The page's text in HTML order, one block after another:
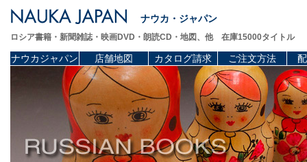
ナウカ・ジャパン
ロシア書籍・新聞雑誌・映画DVD・朗読CD・地図、他 在庫15000タイトル
ナウカジャパン 店舗地図 カタログ請求 ご注文方法